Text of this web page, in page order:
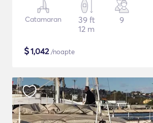
Catamaran
39 ft
12 m
9
$1,042/noapte